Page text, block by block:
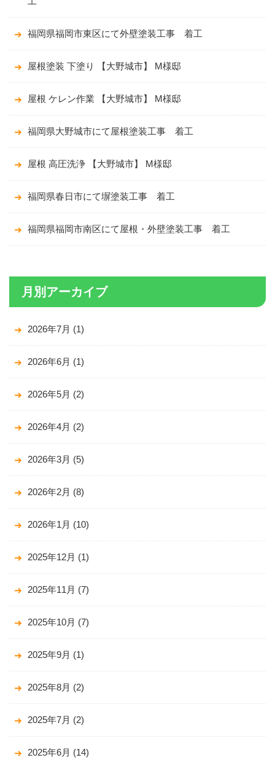
福岡県福岡市東区にて外壁塗装工事 着工
屋根塗装 下塗り 【大野城市】 M様邸
屋根 ケレン作業 【大野城市】 M様邸
福岡県大野城市にて屋根塗装工事 着工
屋根 高圧洗浄 【大野城市】 M様邸
福岡県春日市にて塀塗装工事 着工
福岡県福岡市南区にて屋根・外壁塗装工事 着工
月別アーカイブ
2026年7月 (1)
2026年6月 (1)
2026年5月 (2)
2026年4月 (2)
2026年3月 (5)
2026年2月 (8)
2026年1月 (10)
2025年12月 (1)
2025年11月 (7)
2025年10月 (7)
2025年9月 (1)
2025年8月 (2)
2025年7月 (2)
2025年6月 (14)